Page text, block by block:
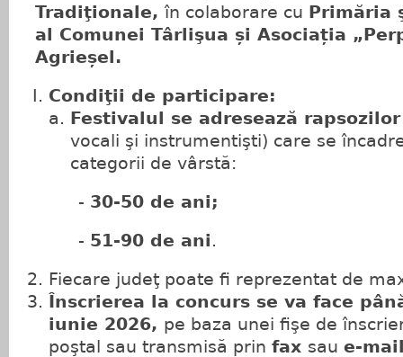
Tradiţionale,în colaborare cu Primăria
al Comunei Târlişua și Asociația
Agrieșel.
Condiţii de participare:
Festivalul se adresează
vocali şi instrumentişti) care se
categorii de vârstă:
- 30-50 de ani;
- 51-90 de ani.
Fiecare judeţ poate fi reprezentat de
Înscrierea la concurs se va face
iunie 2026, pe baza unei fişe de
poştal sau transmisă prin fax sau e-